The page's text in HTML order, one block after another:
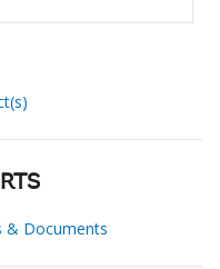
& Documents